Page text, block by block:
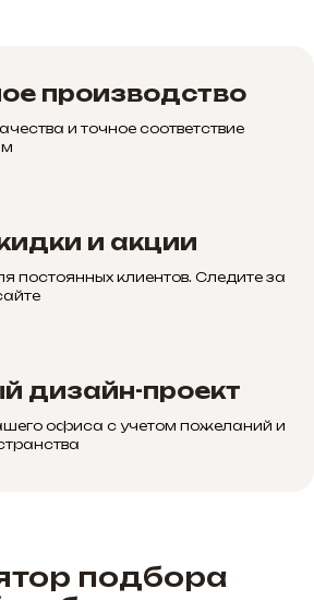
производство
и точное соответствие
и акции
постоянных клиентов. Следите за
дизайн-проект
офиса с учетом пожеланий и
подбора